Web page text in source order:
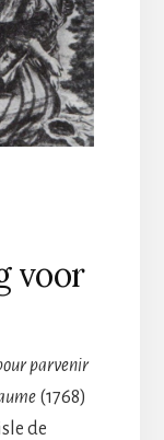
voor
parvenir
(1768)
de